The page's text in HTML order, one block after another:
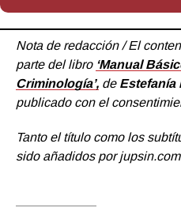
Nota de redacción / El
parte del libro ‘Manual
Criminología’, de Estefanía
publicado con el
Tanto el título como los
sido añadidos por jupsin.com